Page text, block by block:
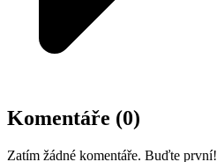
Komentáře (0)
Zatím žádné komentáře. Buďte první!